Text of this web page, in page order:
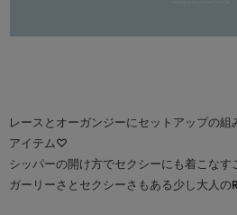
レースとオーガンジーにセットアップの
アイテム♡
シッパーの開け方でセクシーにも着こなす
ガーリーさとセクシーさもある少し大人の